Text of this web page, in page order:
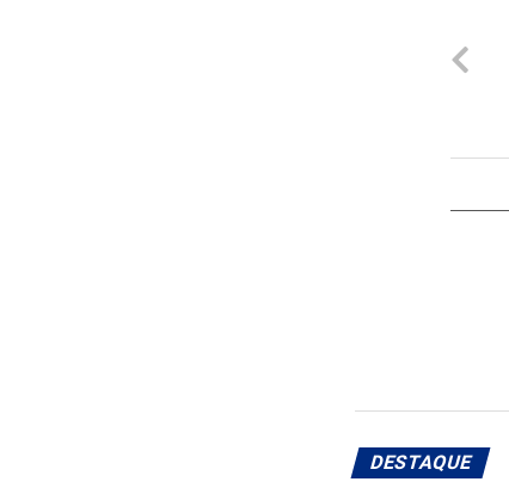
DESTAQUE